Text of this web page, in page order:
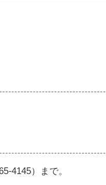
4145）まで。